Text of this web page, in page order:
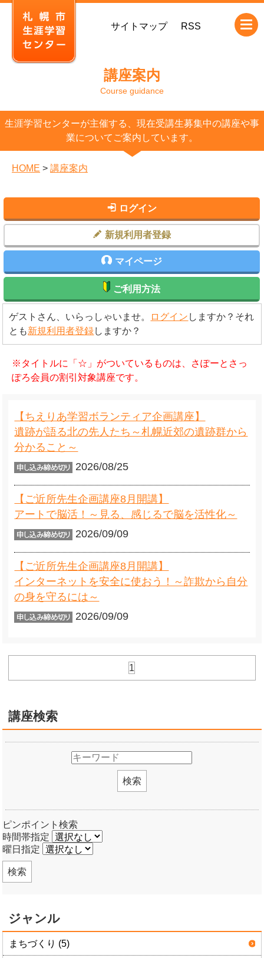
サイトマップ RSS
講座案内
Course guidance
生涯学習センターが主催する、現在受講生募集中の講座や事
業についてご案内しています。
HOME > 講座案内
ゲストさん、いらっしゃいませ。 ログイン しますか？それ
とも新規利用者登録しますか？
※タイトルに「☆」がついているものは、さぽーとさっ
ぽろ会員の割引対象講座です。
【ちえりあ学習ボランティア企画講座】
遺跡が語る北の先人たち～札幌近郊の遺跡群から
分かること～
2026/08/25
【ご近所先生企画講座8月開講】
アートで脳活！～見る、感じるで脳を活性化～
2026/09/09
【ご近所先生企画講座8月開講】
インターネットを安全に使おう！～詐欺から自分
の身を守るには～
2026/09/09
1
ログイン
新規利用者登録
マイページ
ご利用方法
講座検索
検索
ピンポイント検索
時間帯指定
曜日指定
検索
ジャンル
まちづくり (5)